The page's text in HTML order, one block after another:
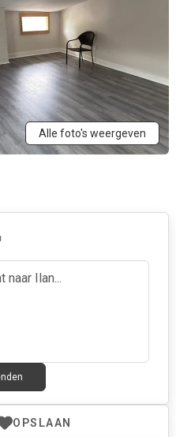
Alle foto's weergeven
OPSLAAN